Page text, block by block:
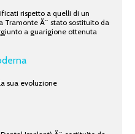
rispetto a quelli di un
Tramonte Ã¨ stato sostituito da
a guarigione ottenuta
sua evoluzione